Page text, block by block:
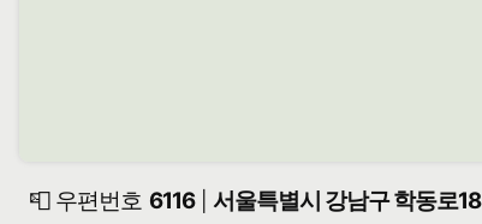
📮 우편번호 6116 서울특별시 강남구 학동로